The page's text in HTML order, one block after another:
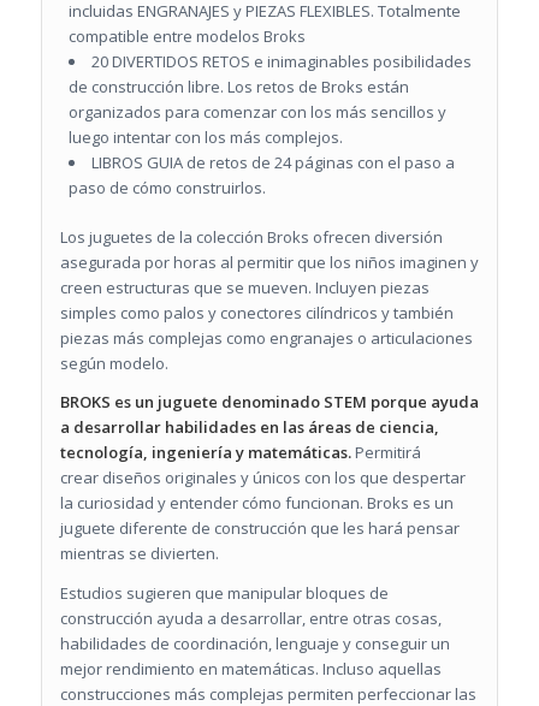
incluidas ENGRANAJES y PIEZAS FLEXIBLES. Totalmente
compatible entre modelos Broks
20 DIVERTIDOS RETOS e inimaginables posibilidades
de construcción libre. Los retos de Broks están
organizados para comenzar con los más sencillos y
luego intentar con los más complejos.
LIBROS GUIA de retos de 24 páginas con el paso a
paso de cómo construirlos.
Los juguetes de la colección Broks ofrecen diversión
asegurada por horas al permitir que los niños imaginen y
creen estructuras que se mueven. Incluyen piezas
simples como palos y conectores cilíndricos y también
piezas más complejas como engranajes o articulaciones
según modelo.
BROKS es un juguete denominado STEM porque ayuda
a desarrollar habilidades en las áreas de ciencia,
tecnología, ingeniería y matemáticas.Permitirá
crear diseños originales y únicos con los que despertar
la curiosidad y entender cómo funcionan. Broks es un
juguete diferente de construcción que les hará pensar
mientras se divierten.
Estudios sugieren que manipular bloques de
construcción ayuda a desarrollar, entre otras cosas,
habilidades de coordinación, lenguaje y conseguir un
mejor rendimiento en matemáticas. Incluso aquellas
construcciones más complejas permiten perfeccionar las